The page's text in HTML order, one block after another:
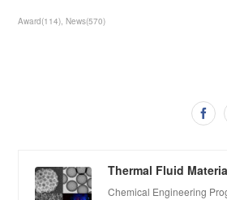
Award(114) News(570)
Chemical Engineering